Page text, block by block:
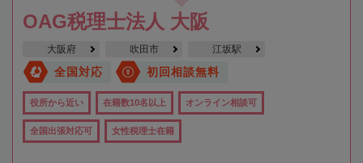
OAG税理士法人 大阪
大阪府 吹田市 江坂駅
全国対応 初回相談無料
役所から近い 在籍数10名以上 オンライン相談可
全国出張対応可 女性税理士在籍